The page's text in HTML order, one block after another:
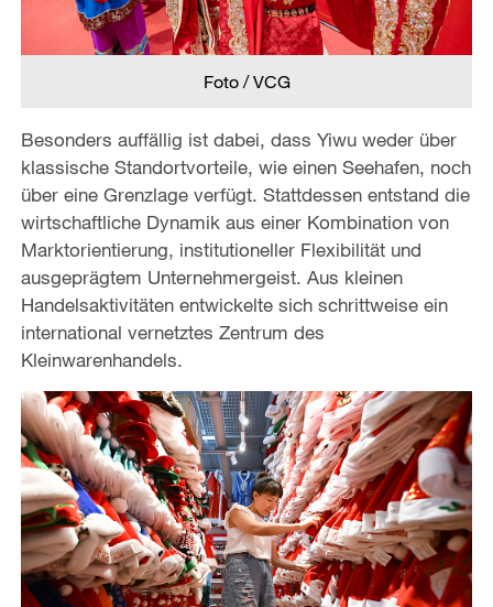
Foto / VCG
Besonders auffällig ist dabei, dass Yiwu weder über
klassische Standortvorteile, wie einen Seehafen, noch
über eine Grenzlage verfügt. Stattdessen entstand die
wirtschaftliche Dynamik aus einer Kombination von
Marktorientierung, institutioneller Flexibilität und
ausgeprägtem Unternehmergeist. Aus kleinen
Handelsaktivitäten entwickelte sich schrittweise ein
international vernetztes Zentrum des
Kleinwarenhandels.